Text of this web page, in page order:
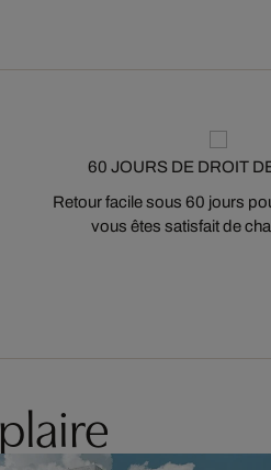
60 JOURS DE DROIT
Retour facile sous 60 jours
vous êtes satisfait de